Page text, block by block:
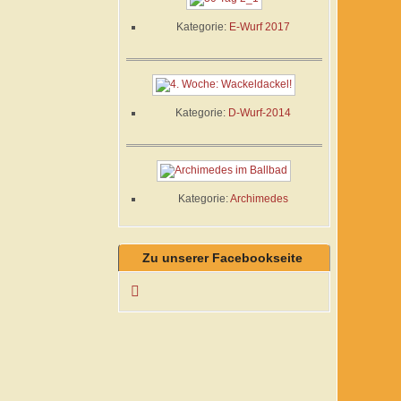
Kategorie: E-Wurf 2017
Kategorie: D-Wurf-2014
Kategorie:Archimedes
Zu unserer Facebookseite